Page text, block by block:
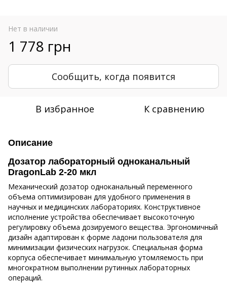
Нет в наличии
1 778 грн
Сообщить, когда появится
В избранное К сравнению
Описание
Дозатор лабораторный одноканальный
DragonLab 2-20 мкл
Механический дозатор одноканальный переменного
объема оптимизирован для удобного применения в
научных и медицинских лабораториях. Конструктивное
исполнение устройства обеспечивает высокоточную
регулировку объема дозируемого вещества. Эргономичный
дизайн адаптирован к форме ладони пользователя для
минимизации физических нагрузок. Специальная форма
корпуса обеспечивает минимальную утомляемость при
многократном выполнении рутинных лабораторных
операций.